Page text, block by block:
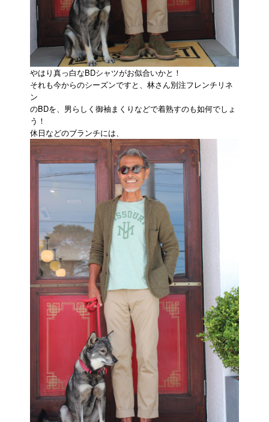
やはり真っ白なBDシャツがお似合いかと！
それも今からのシーズンですと、林さん別注フレンチリネ
ン
のBDを、男らしく御袖まくりなどで着熟すのも如何でしょ
う！
休日などのブランチには、